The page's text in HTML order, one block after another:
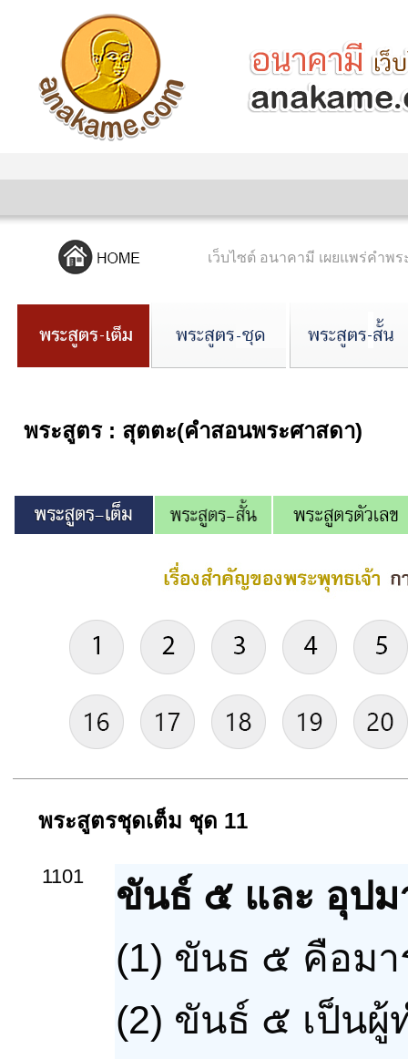
เว็บไซต์ อนาคามี เผยแพร่คำพ
พระสูตร : สุตตะ(คำสอนพระศาสดา)
พระสูตรชุดเต็ม ชุด 11
1101
ขันธ์ ๕ และ อุป
(1) ขันธ ๕ คือมา
(2) ขันธ์ ๕ เป็นผู้